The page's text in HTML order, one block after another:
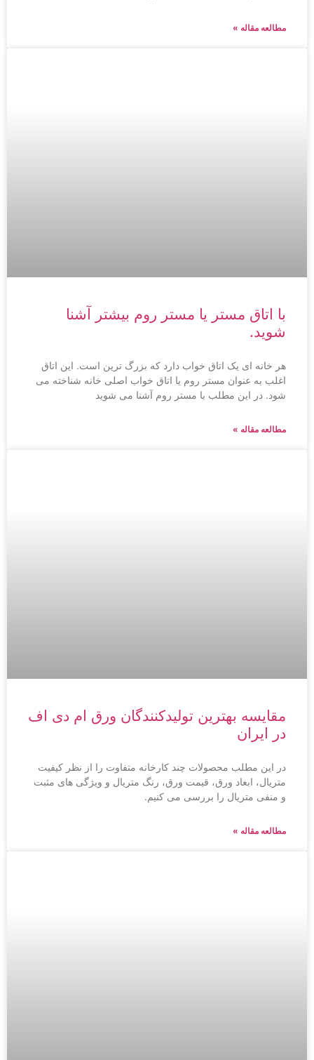
مطالعه مقاله »
با اتاق مستر یا مستر روم بیشتر آشنا
شوید.
هر خانه ای یک اتاق خواب دارد که بزرگ ترین است. این اتاق
اغلب به عنوان مستر روم یا اتاق خواب اصلی خانه شناخته می
شود. در این مطلب با مستر روم آشنا می شوید
مطالعه مقاله »
مقایسه بهترین تولیدکنندگان ورق ام دی اف
در ایران
در این مطلب محصولات چند کارخانه متفاوت را از نظر کیفیت
متریال، ابعاد ورق، قیمت ورق، رنگ متریال و ویژگی های مثبت
و منفی متریال را بررسی می کنیم.
مطالعه مقاله »